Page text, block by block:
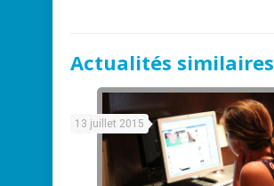
Actualités similaires
13 juillet 2015